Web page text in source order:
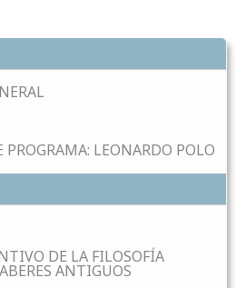
PROGRAMA: LEONARDO POLO
DE LA FILOSOFÍA
ANTIGUOS